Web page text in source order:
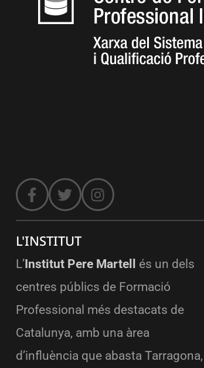
L'INSTITUT
L’Institut Pere Martell
és un dels
centres públics de Formació
Professional més destacats de
Catalunya, amb una àrea
d’influència que abasta Tarragona,